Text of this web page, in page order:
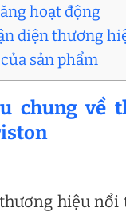
hoạt động
diện thương
sản phẩm
chung về
hiệu nổi